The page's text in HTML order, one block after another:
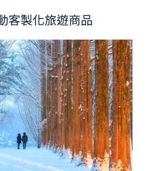
客製化旅遊商品